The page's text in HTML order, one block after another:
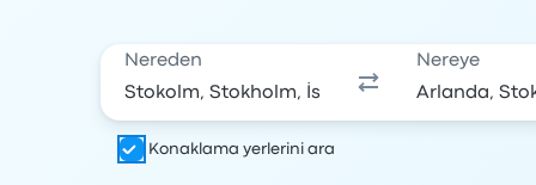
Nereden Nereye
Konaklama yerlerini ara